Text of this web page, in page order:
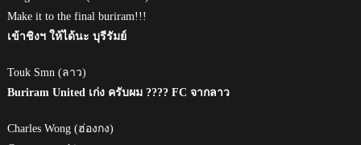
Make it to the final buriram!!!
เข้าชิงฯ ให้ได้นะ บุรีรัมย์
Touk Smn (ลาว)
Buriram United เก่ง ครับผม ???? FC จากลาว
Charles Wong (ฮ่องกง)